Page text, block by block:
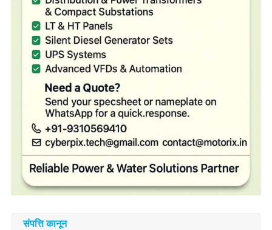
संपत्ति कानून